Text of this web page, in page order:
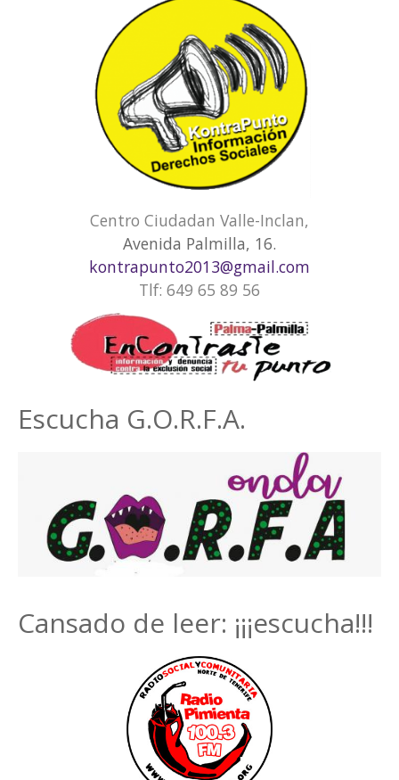
Centro Ciudadan Valle-Inclan,
Avenida Palmilla, 16.
kontrapunto2013@gmail.com
Tlf: 649 65 89 56
Escucha G.O.R.F.A.
Cansado de leer: ¡¡¡escucha!!!